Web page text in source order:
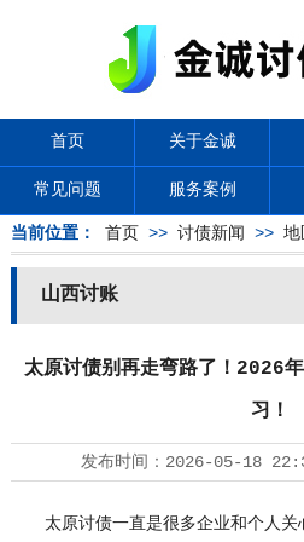
首页 关于金诚
常见问题 服务案例
当前位置： 首页 >> 讨债新闻 >> 地
山西讨账
太原讨债别再走弯路了！2026
习！
发布时间： 2026-05-18
太原讨债一直是很多企业和个人关